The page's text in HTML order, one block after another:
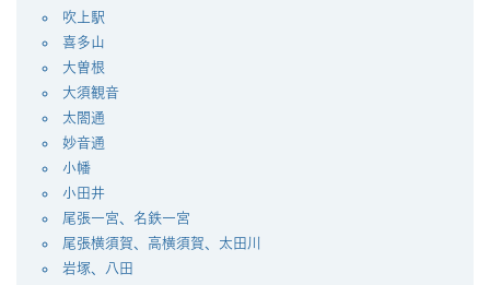
吹上駅
喜多山
大曽根
大須観音
太閤通
妙音通
小幡
小田井
尾張一宮、名鉄一宮
尾張横須賀、高横須賀、太田川
岩塚、八田